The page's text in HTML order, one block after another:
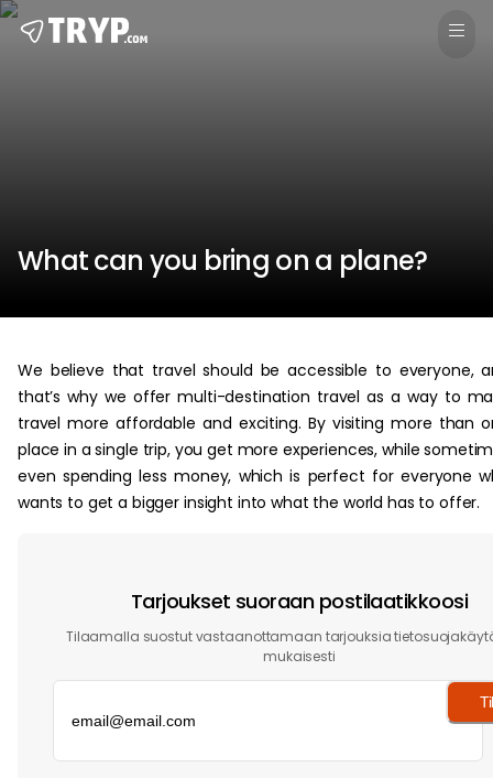
What can you bring on a plane?
We believe that travel should be accessible to everyone,
that’s why we offer multi-destination travel as a way to
travel more affordable and exciting. By visiting more than
place in a single trip, you get more experiences, while
even spending less money, which is perfect for everyone
wants to get a bigger insight into what the world has to offer.
Tarjoukset suoraan postilaatikkoosi
Tilaamalla suostut vastaanottamaan tarjouksia
mukaisesti